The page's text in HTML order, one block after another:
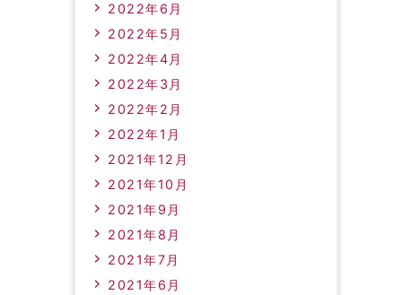
2022年6月
2022年5月
2022年4月
2022年3月
2022年2月
2022年1月
2021年12月
2021年10月
2021年9月
2021年8月
2021年7月
2021年6月